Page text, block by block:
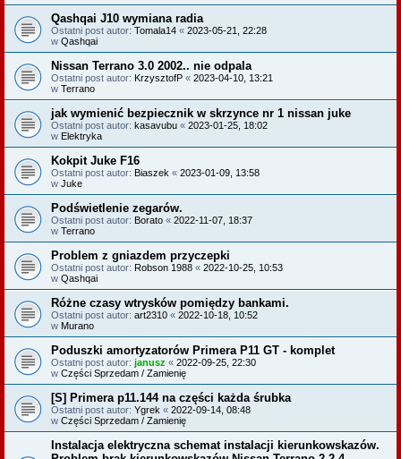
Qashqai J10 wymiana radia
Ostatni post autor: Tomala14 « 2023-05-21, 22:28
w Qashqai
Nissan Terrano 3.0 2002.. nie odpala
Ostatni post autor: KrzysztofP « 2023-04-10, 13:21
w Terrano
jak wymienić bezpiecznik w skrzynce nr 1 nissan juke
Ostatni post autor: kasavubu « 2023-01-25, 18:02
w Elektryka
Kokpit Juke F16
Ostatni post autor: Biaszek « 2023-01-09, 13:58
w Juke
Podświetlenie zegarów.
Ostatni post autor: Borato « 2022-11-07, 18:37
w Terrano
Problem z gniazdem przyczepki
Ostatni post autor: Robson 1988 « 2022-10-25, 10:53
w Qashqai
Różne czasy wtrysków pomiędzy bankami.
Ostatni post autor: art2310 « 2022-10-18, 10:52
w Murano
Poduszki amortyzatorów Primera P11 GT - komplet
Ostatni post autor: janusz « 2022-09-25, 22:30
w Części Sprzedam / Zamienię
[S] Primera p11.144 na części każda śrubka
Ostatni post autor: Ygrek « 2022-09-14, 08:48
w Części Sprzedam / Zamienię
Instalacja elektryczna schemat instalacji kierunkowskazów.